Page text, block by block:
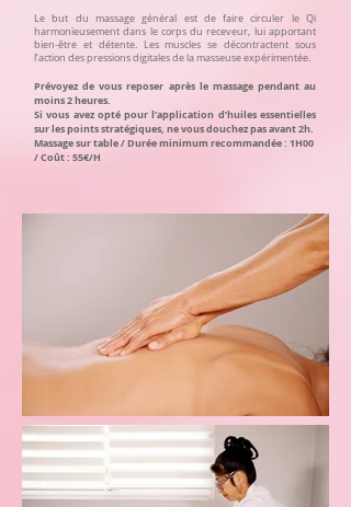
Le but du massage général est de faire circuler le Qi
harmonieusement dans le corps du receveur, lui apportant
bien-être et détente. Les muscles se décontractent sous
l’action des pressions digitales de la masseuse expérimentée.
Prévoyez de vous reposer après le massage pendant au
moins 2 heures.
Si vous avez opté pour l’application d’huiles essentielles
sur les points stratégiques, ne vous douchez pas avant 2h.
Massage sur table / Durée minimum recommandée : 1H00
/ Coût : 55€/H